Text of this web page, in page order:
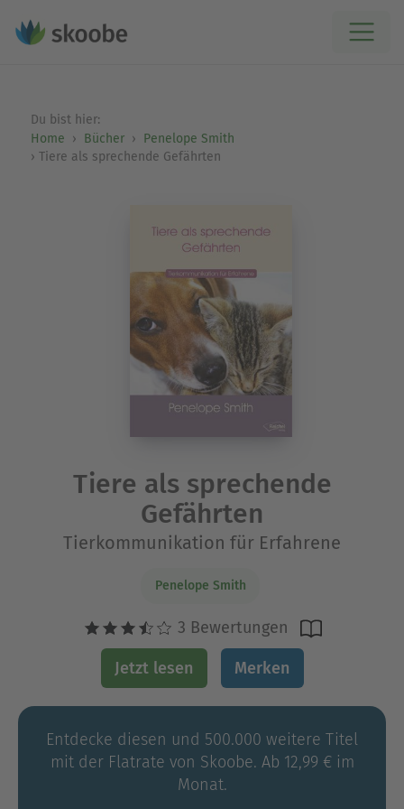
Du bist hier:
Home
Bücher
Penelope Smith
Tiere als sprechende Gefährten
Tiere als sprechende
Gefährten
Tierkommunikation für Erfahrene
Penelope Smith
3 Bewertungen
Jetzt lesen Merken
Entdecke diesen und 500.000 weitere Titel
mit der Flatrate von Skoobe. Ab 12,99 € im
Monat.